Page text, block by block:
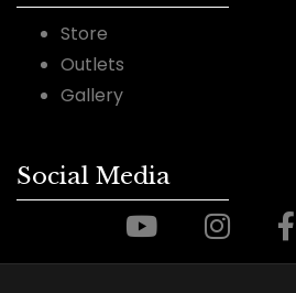
Store
Outlets
Gallery
Social Media